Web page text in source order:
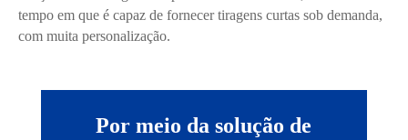
Por meio da solução de
tempo em que é capaz de fornecer tiragens curtas sob demanda,
com muita personalização.